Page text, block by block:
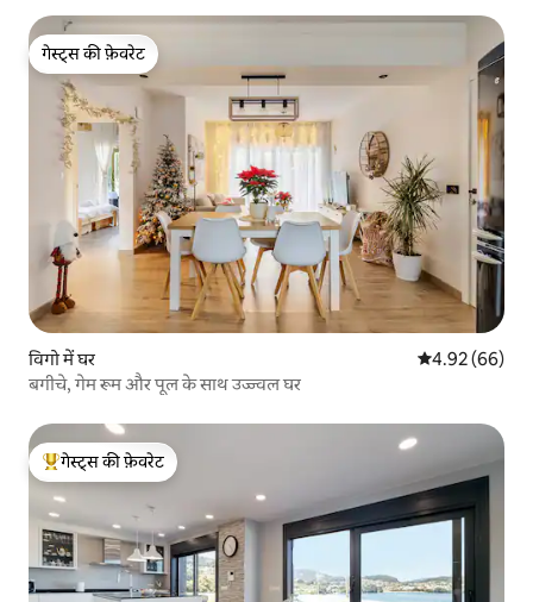
गेस्ट्स की फ़ेवरेट
गेस्ट्स की फ़ेवरेट
विगो में घर औसत रेटिंग 5 में
4.92 (66)
बगीचे, गेम रूम और पूल के साथ उज्ज्वल घर
गेस्ट्स का टॉप फ़ेवरेट
गेस्ट्स की फ़ेवरेट